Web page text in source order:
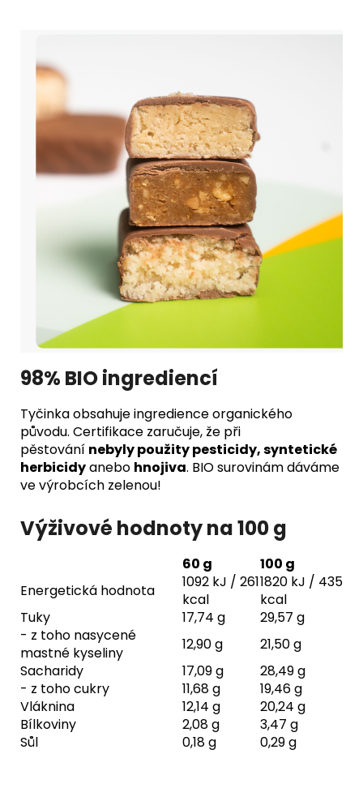
98% BIO ingrediencí
Tyčinka obsahuje ingredience organického
původu. Certifikace zaručuje, že při
pěstování nebyly použity pesticidy, syntetické
herbicidyanebo hnojiva. BIO surovinám dáváme
ve výrobcích zelenou!
Výživové hodnoty na 100 g
60 g
100 g
Energetická hodnota
1092 kJ / 261
kcal
1820 kJ / 435
kcal
Tuky
17,74 g
29,57 g
- z toho nasycené
mastné kyseliny
12,90 g
21,50 g
Sacharidy
17,09 g
28,49 g
- z toho cukry
11,68 g
19,46 g
Vláknina
12,14 g
20,24 g
Bílkoviny
2,08 g
3,47 g
Sůl
0,18 g 0,29 g